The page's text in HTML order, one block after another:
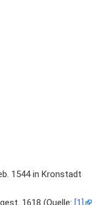
1544 in Kronstadt
1618 (Quelle: [1]